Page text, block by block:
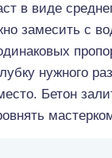
в виде
замесить с
нужного
Бетон